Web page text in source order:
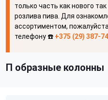
только часть как нового
розлива пива. Для
ассортиментом,
телефону ☎️ +375 (29) 387-
П образные колонны